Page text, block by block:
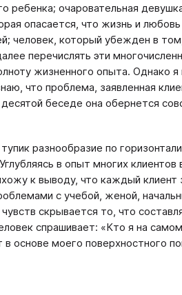
ребенка; очаровательная
опасается, что жизнь и
человек, который убежден в
перечислять эти
жизненного опыта. Однако
что проблема, заявленная
беседе она обернется
разнообразие по
в опыт многих клиентов
к выводу, что каждый
с учебой, женой,
скрывается то, что
спрашивает: «Кто я на
основе моего поверхностного